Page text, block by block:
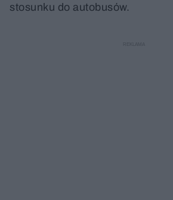
stosunku do autobusów.